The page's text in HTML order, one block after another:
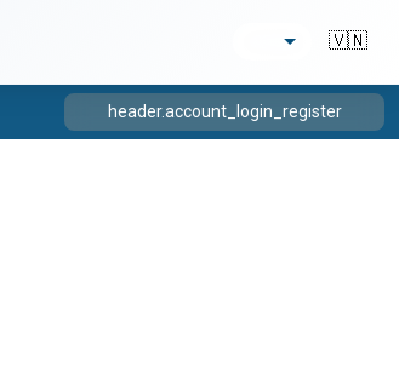
🇻🇳
header.account_login_register